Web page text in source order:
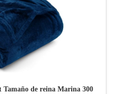
Tamaño de reina Marina 300